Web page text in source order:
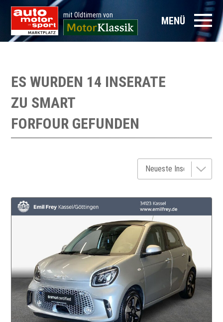
mit Oldtimern von MENÜ
ES WURDEN 14 INSERATE
ZU SMART
FORFOUR GEFUNDEN